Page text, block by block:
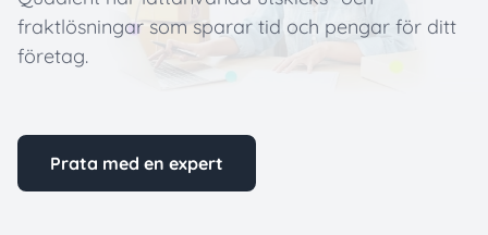
fraktlösningar som sparar tid och pengar för ditt
företag.
Prata med en expert